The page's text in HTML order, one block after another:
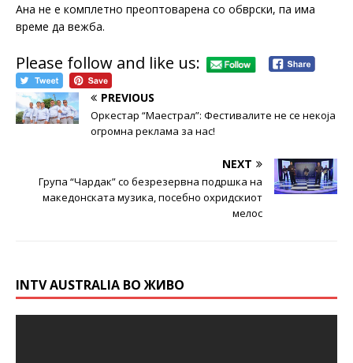
Ана не е комплетно преоптоварена со обврски, па има
време да вежба.
Please follow and like us:
PREVIOUS
Оркестар “Маестрал”: Фестивалите не се некоја
огромна реклама за нас!
NEXT
Група “Чардак” со безрезервна подршка на
македонската музика, посебно охридскиот
мелос
INTV AUSTRALIA ВО ЖИВО